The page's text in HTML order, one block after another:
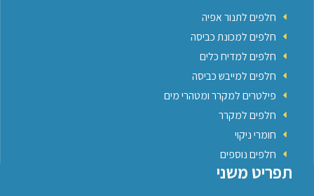
חלפים לתנור אפיה
חלפים למכונת כביסה
חלפים למדיח כלים
חלפים למייבש כביסה
פילטרים למקרר ומטהרי מים
חלפים למקרר
חומרי ניקוי
חלפים נוספים
תפריט משני